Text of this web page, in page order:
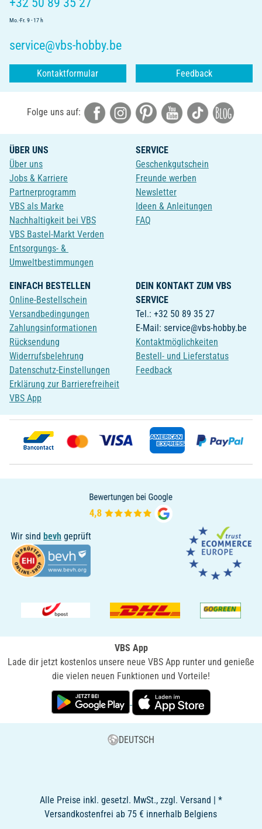
Mo.-Fr. 9 - 17 h
service@vbs-hobby.be
Kontaktformular Feedback
Folge uns auf:
ÜBER UNS
Über uns
Jobs & Karriere
Partnerprogramm
VBS als Marke
Nachhaltigkeit bei VBS
VBS Bastel-Markt Verden
Entsorgungs- &
Umweltbestimmungen
SERVICE
Geschenkgutschein
Freunde werben
Newsletter
Ideen & Anleitungen
FAQ
EINFACH BESTELLEN
Online-Bestellschein
Versandbedingungen
Zahlungsinformationen
Rücksendung
Widerrufsbelehrung
Datenschutz-Einstellungen
Erklärung zur Barrierefreiheit
VBS App
DEIN KONTAKT ZUM VBS
SERVICE
Tel.: +32 50 89 35 27
E-Mail: service@vbs-hobby.be
Kontaktmöglichkeiten
Bestell- und Lieferstatus
Feedback
Wir sind bevh geprüft
VBS App
Lade dir jetzt kostenlos unsere neue VBS App runter und genieße
die vielen neuen Funktionen und Vorteile!
DEUTSCH
Alle Preise inkl. gesetzl. MwSt., zzgl. Versand | *
Versandkostenfrei ab 75 € innerhalb Belgiens